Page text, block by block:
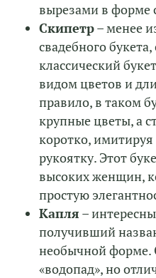
вырезами в форме
Скипетр– менее
свадебного
классический
видом цветов и
правило, в таком
крупные цветы, а
коротко,
рукоятку. Этот
высоких женщин,
простую
Капля –
получивший
необычной форме.
«водопад», но